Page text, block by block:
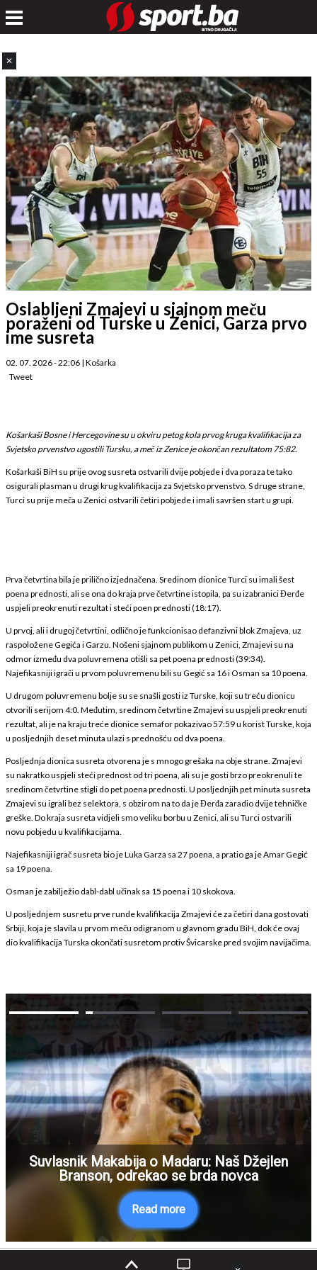
✕
Oslabljeni Zmajevi u sjajnom meču
poraženi od Turske u Zenici, Garza prvo
ime susreta
02. 07. 2026 - 22:06 | Košarka
Tweet
Košarkaši Bosne i Hercegovine su u okviru petog kola prvog kruga kvalifikacija za
Svjetsko prvenstvo ugostili Tursku, a meč iz Zenice je okončan rezultatom 75:82.
Košarkaši BiH su prije ovog susreta ostvarili dvije pobjede i dva poraza te tako
osigurali plasman u drugi krug kvalifikacija za Svjetsko prvenstvo. S druge strane,
Turci su prije meča u Zenici ostvarili četiri pobjede i imali savršen start u grupi.
Prva četvrtina bila je prilično izjednačena. Sredinom dionice Turci su imali šest
poena prednosti, ali se ona do kraja prve četvrtine istopila, pa su izabranici Đerđe
uspjeli preokrenuti rezultat i steći poen prednosti (18:17).
U prvoj, ali i drugoj četvrtini, odlično je funkcionisao defanzivni blok Zmajeva, uz
raspoložene Gegića i Garzu. Nošeni sjajnom publikom u Zenici, Zmajevi su na
odmor između dva poluvremena otišli sa pet poena prednosti (39:34).
Najefikasniji igrači u prvom poluvremenu bili su Gegić sa 16 i Osman sa 10 poena.
U drugom poluvremenu bolje su se snašli gosti iz Turske, koji su treću dionicu
otvorili serijom 4:0. Međutim, sredinom četvrtine Zmajevi su uspjeli preokrenuti
rezultat, ali je na kraju treće dionice semafor pokazivao 57:59 u korist Turske, koja
u posljednjih deset minuta ulazi s prednošću od dva poena.
Posljednja dionica susreta otvorena je s mnogo grešaka na obje strane. Zmajevi
su nakratko uspjeli steći prednost od tri poena, ali su je gosti brzo preokrenuli te
sredinom četvrtine stigli do pet poena prednosti. U posljednjih pet minuta susreta
Zmajevi su igrali bez selektora, s obzirom na to da je Đerđa zaradio dvije tehničke
greške. Do kraja susreta vidjeli smo veliku borbu u Zenici, ali su Turci ostvarili
novu pobjedu u kvalifikacijama.
Najefikasniji igrač susreta bio je Luka Garza sa 27 poena, a pratio ga je Amar Gegić
sa 19 poena.
Osman je zabilježio dabl-dabl učinak sa 15 poena i 10 skokova.
U posljednjem susretu prve runde kvalifikacija Zmajevi će za četiri dana gostovati
Srbiji, koja je slavila u prvom meču odigranom u glavnom gradu BiH, dok će ovaj
dio kvalifikacija Turska okončati susretom protiv Švicarske pred svojim navijačima.
Suvlasnik Makabija o Madaru: Naš Džejlen
Branson, odrekao se brda novca
Read more